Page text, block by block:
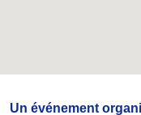
Un événement